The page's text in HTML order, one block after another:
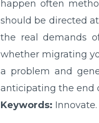
happen often
should be directed
the real demands
whether migrating
a problem and
anticipating the end
Keywords: